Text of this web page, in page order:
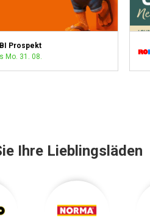
Prospekt
Mo. 31. 08.
Ihre Lieblingsläden